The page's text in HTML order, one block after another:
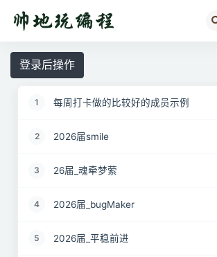
登录后操作
1 每周打卡做的比较好的成员示例
2 2026届smile
3 26届_魂牵梦萦
4 2026届_bugMaker
5 2026届_平稳前进